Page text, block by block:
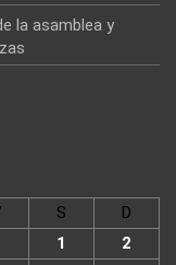
la asamblea y
S
D
1
2